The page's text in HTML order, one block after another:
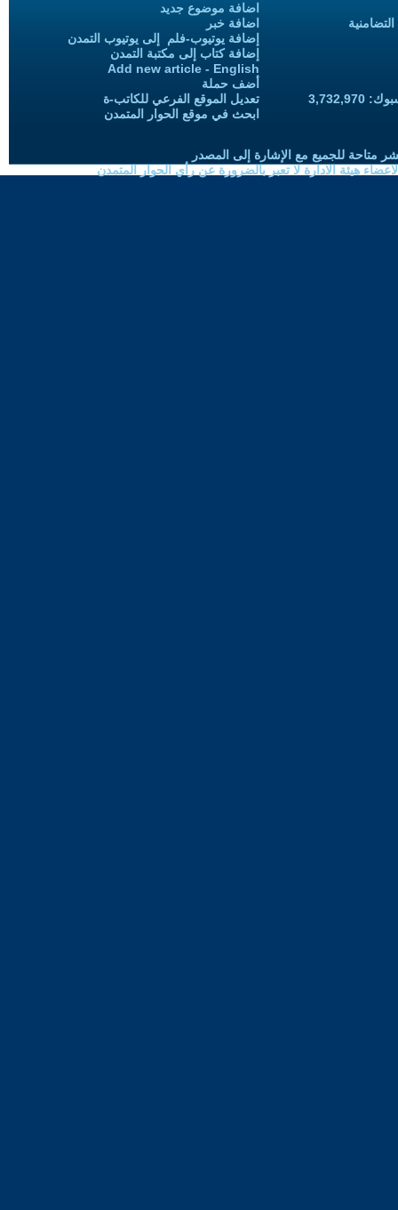
اضافة موضوع جديد
اضافة خبر
إضافة يوتيوب-فلم إلى يوتيوب التمدن
إضافة كتاب إلى مكتبة التمدن
Add new article - English
أضف حملة
تعديل الموقع الفرعي للكاتب-ة
ابحث في موقع الحوار المتمدن
متاحة للجميع مع الإشارة إلى المصدر
هيئة الادارة لا تعبر بالضرورة عن رأي الحوار المتمدن